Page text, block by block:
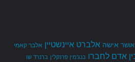
אושר אישה אלברט איינשטיין אלבר קאמי
אדם לחברו בנג'מין פרנקלין ברנרד שו